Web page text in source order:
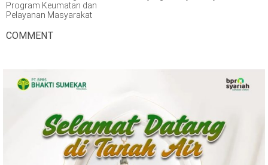
Program Keumatan dan
Pelayanan Masyarakat
COMMENT